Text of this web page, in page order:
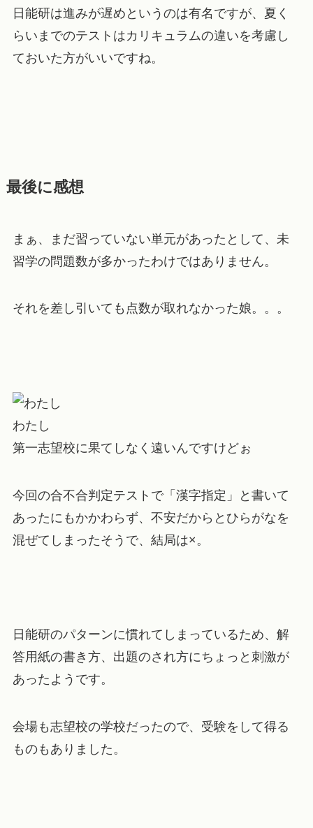
日能研は進みが遅めというのは有名ですが、夏く
らいまでのテストはカリキュラムの違いを考慮し
ておいた方がいいですね。
最後に感想
まぁ、まだ習っていない単元があったとして、未
習学の問題数が多かったわけではありません。
それを差し引いても点数が取れなかった娘。。。
わたし
第一志望校に果てしなく遠いんですけどぉ
今回の合不合判定テストで「漢字指定」と書いて
あったにもかかわらず、不安だからとひらがなを
混ぜてしまったそうで、結局は×。
日能研のパターンに慣れてしまっているため、解
答用紙の書き方、出題のされ方にちょっと刺激が
あったようです。
会場も志望校の学校だったので、受験をして得る
ものもありました。